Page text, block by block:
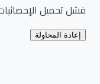
فشل تحميل الإحصائيات.
إعادة المحاولة